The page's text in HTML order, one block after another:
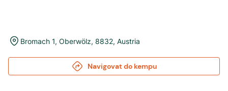
Bromach 1, Oberwölz, 8832, Austria
Navigovat do kempu